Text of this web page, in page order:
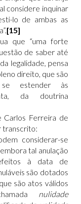
considere inquinar
lo de ambas as
[15]
que “uma forte
de saber até
legalidade, pensa
direito, que são
estender às
da doutrina
Carlos Ferreira de
transcrito:
considerar-se
tal anulação
à data de
são dotados
são atos válidos
nulidade